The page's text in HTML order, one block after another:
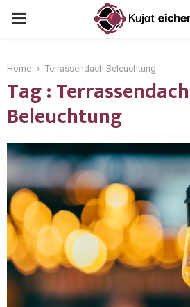
Home Terrassendach Beleuchtung
Tag : Terrassendach
Beleuchtung